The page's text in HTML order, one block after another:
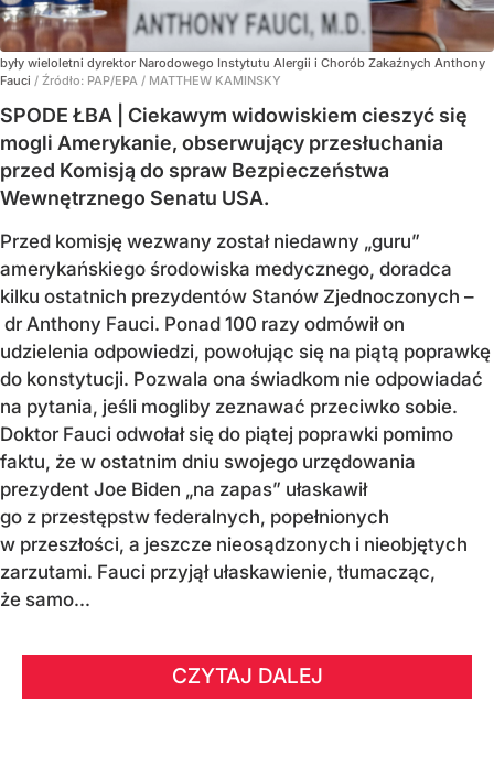
były wieloletni dyrektor Narodowego Instytutu Alergii i Chorób Zakaźnych Anthony
Fauci / Źródło: PAP/EPA / MATTHEW KAMINSKY
SPODE ŁBA | Ciekawym widowiskiem cieszyć się
mogli Amerykanie, obserwujący przesłuchania
przed Komisją do spraw Bezpieczeństwa
Wewnętrznego Senatu USA.
Przed komisję wezwany został niedawny „guru”
amerykańskiego środowiska medycznego, doradca
kilku ostatnich prezydentów Stanów Zjednoczonych –
dr Anthony Fauci. Ponad 100 razy odmówił on
udzielenia odpowiedzi, powołując się na piątą poprawkę
do konstytucji. Pozwala ona świadkom nie odpowiadać
na pytania, jeśli mogliby zeznawać przeciwko sobie.
Doktor Fauci odwołał się do piątej poprawki pomimo
faktu, że w ostatnim dniu swojego urzędowania
prezydent Joe Biden „na zapas” ułaskawił
go z przestępstw federalnych, popełnionych
w przeszłości, a jeszcze nieosądzonych i nieobjętych
zarzutami. Fauci przyjął ułaskawienie, tłumacząc,
że samo...
CZYTAJ DALEJ